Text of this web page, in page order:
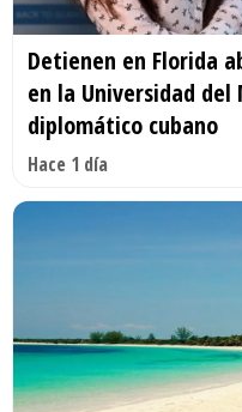
Detienen en Florida
en la Universidad del
diplomático cubano
Hace 1 día